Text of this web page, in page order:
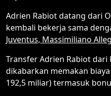
Adrien Rabiot datang dari
kembali bekerja sama
Juventus, Massimiliano
Transfer Adrien Rabiot dari
dikabarkan memakan
192,5 miliar) termasuk